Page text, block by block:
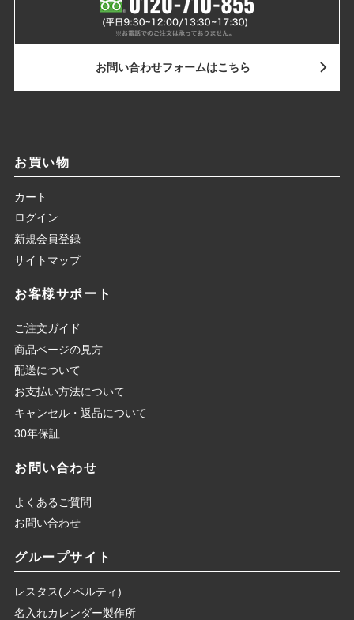
お問い合わせフォームはこちら
お買い物
カート
ログイン
新規会員登録
サイトマップ
お客様サポート
ご注文ガイド
商品ページの見方
配送について
お支払い方法について
キャンセル・返品について
30年保証
お問い合わせ
よくあるご質問
お問い合わせ
グループサイト
レスタス(ノベルティ)
名入れカレンダー製作所